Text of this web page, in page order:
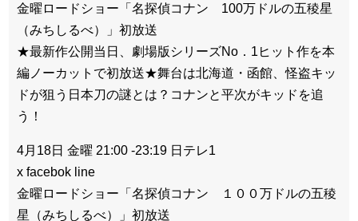
金曜ロードショー「名探偵コナン 100万ドルの五稜星
（みちしるべ）」初放送
★最新作公開当日、劇場版シリーズNo．1ヒット作を本
編ノーカットで初放送★舞台は北海道・函館、怪盗キッ
ドが狙う日本刀の謎とは？コナンと平次がキッドを追
う！
4月18日 金曜 21:00 -23:19 日テレ1
x facebok line
金曜ロードショー「名探偵コナン １００万ドルの五稜
星（みちしるべ）」初放送